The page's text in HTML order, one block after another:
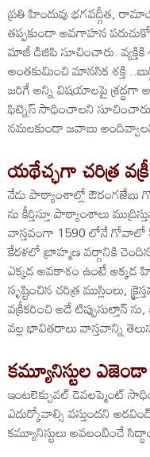
ప్రతి హిందువు భగవద్గీత,
తప్పకుండా అవగాహన
మాజీ డిజిపి సూచించారు.
అంతకుమించి మానసిక శక్తి
జరిగే అన్ని విషయాలపై
ఫిట్నెస్ సాధించాలని సూచించారు.
నమలకుండా జవాబు
యథేచ్ఛగా చరిత్ర
నేడు పాఠ్యాంశాల్లో ఔరంగజేబు
ను కీర్తిస్తూ పాఠ్యాంశాలు
వాస్తవంగా 1590 లోనే గోవాలో
కేరళలో బ్రాహ్మణ వర్గానికి
ఎక్కడ అవకాశం ఉంటే అక్కడ
సృష్టించిన చరిత్ర ముస్లింలు,
వక్రీకరించి అదే టిప్పుసుల్తాన్
వల్ల భావితరాలు వాస్తవాన్ని
కమ్యూనిస్టుల
ఇంటలెక్చువల్ డెవలప్మెంట్
ఎదుర్కోవాల్సి వస్తుందని
కమ్యూనిస్టులు అవలంబించే